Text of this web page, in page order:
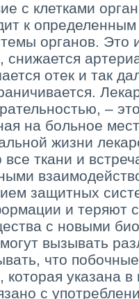
с клетками
к
органов.
снижается
отек и так
–
на больное
жизни
ткани и
защитных
и теряют
с новыми
вызывать
что
указана в
с